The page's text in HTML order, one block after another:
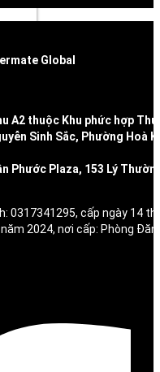
Global
A2 thuộc Khu phức hợp
Sinh Sắc, Phường Hoà
Phước Plaza, 153 Lý
0317341295, cấp ngày 14
2024, nơi cấp: Phòng